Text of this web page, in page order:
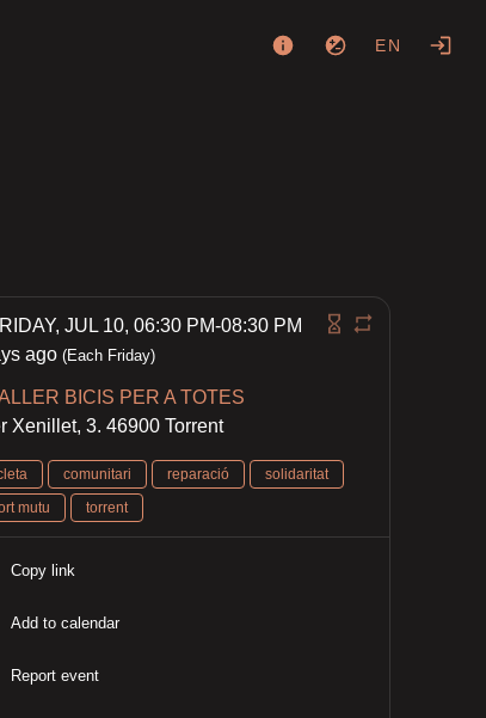
EN
JUL 10, 06:30 PM-08:30 PM
ago (Each Friday)
BICIS PER A TOTES
Xenillet, 3. 46900 Torrent
comunitari reparació
solidaritat
mutu
torrent
Copy link
Add to calendar
Report event